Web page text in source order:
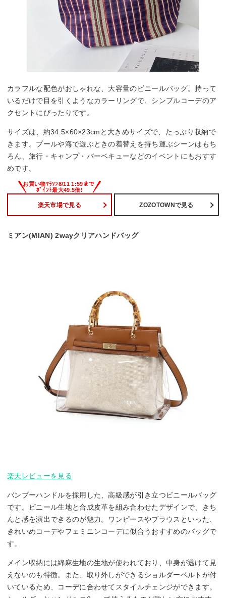
カラフルな配色がおしゃれな、大容量のビニールバッグ。持って
いるだけで目を引くようなカラーリングで、シンプルコーデのア
クセントにぴったりです。
サイズは、約34.5×60×23cmと大きめサイズで、たっぷり収納で
きます。プールや海で遊ぶときの着替えを持ち運ぶシーンはもち
ろん、旅行・キャンプ・バーベキューなどのイベントにもおすす
めです。
楽天市場で見る ZOZOTOWNで見る
ミアン(MIAN) 2wayクリアハンドバッグ
楽天レビューを見る
バンブーハンドルを採用した、高級感が引き立つビニールバッグ
です。ビニール生地と合成皮革を組み合わせたデザインで、きち
んと感を演出できるのが魅力。ワンピースやブラウスといった、
きれいめコーデやフェミニンコーデに似合うおすすめのバッグで
す。
メイン収納には綿麻生地の生地が使われており、中身が透けて見
えないのも特徴。また、取り外しができるショルダーベルトが付
いているため、コーデに合わせてスタイルチェンジができます。